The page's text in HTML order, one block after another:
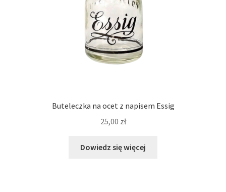
Buteleczka na ocet z napisem Essig
25,00 zł
Dowiedz się więcej